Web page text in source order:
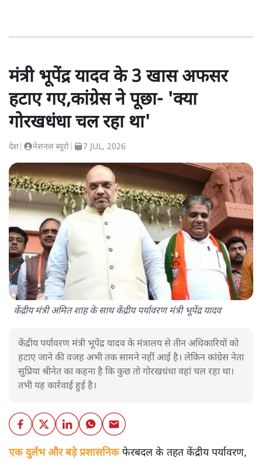
मंत्री भूपेंद्र यादव के 3 खास अफसर
हटाए गए,कांग्रेस ने पूछा- 'क्या
गोरखधंधा चल रहा था'
देश नेशनल ब्यूरो 7 JUL, 2026
केंद्रीय मंत्री अमित शाह के साथ केंद्रीय पर्यावरण मंत्री भूपेंद्र यादव
केंद्रीय पर्यावरण मंत्री भूपेंद्र यादव के मंत्रालय से तीन अधिकारियों को
हटाए जाने की वजह अभी तक सामने नहीं आई है। लेकिन कांग्रेस नेता
सुप्रिया श्रीनेत का कहना है कि कुछ तो गोरखधंधा वहां चल रहा था।
तभी यह कार्रवाई हुई है।
एक दुर्लभ और बड़े प्रशासनिकफेरबदल के तहत केंद्रीय पर्यावरण,